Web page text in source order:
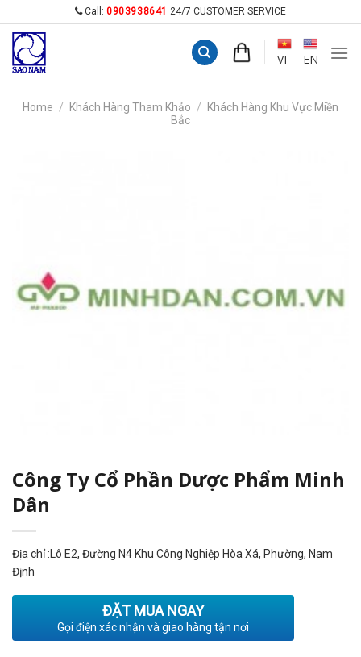
content
Call: 0903938641 24/7 CUSTOMER SERVICE
VI EN
Home / Khách Hàng Tham Khảo /
Khách Hàng Khu Vực Miền
Bắc
Công Ty Cổ Phần Dược Phẩm Minh
Dân
Địa chỉ :Lô E2, Đường N4 Khu Công Nghiệp Hòa Xá, Phường, Nam
Định
ĐẶT MUA NGAY
Gọi điện xác nhận và giao hàng tận nơi